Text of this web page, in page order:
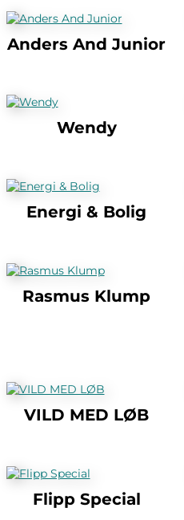
Anders And Junior
Wendy
Energi & Bolig
Rasmus Klump
VILD MED LØB
Flipp Special